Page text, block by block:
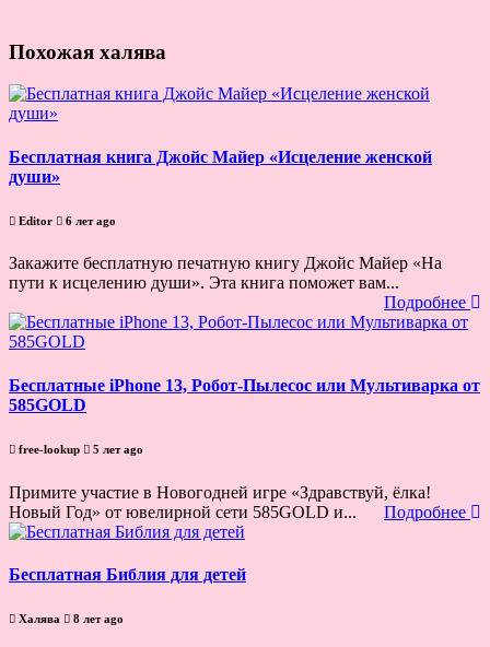
Похожая халява
Бесплатная книга Джойс Майер «Исцеление женской
души»
Editor 6 лет ago
Закажите бесплатную печатную книгу Джойс Майер «На
пути к исцелению души». Эта книга поможет вам...
Подробнее
Бесплатные iPhone 13, Робот-Пылесос или Мультиварка от
585GOLD
free-lookup 5 лет ago
Примите участие в Новогодней игре «Здравствуй, ёлка!
Новый Год» от ювелирной сети 585GOLD и...
Подробнее
Бесплатная Библия для детей
Халява 8 лет ago